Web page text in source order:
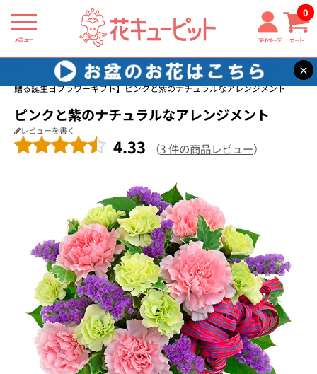
メニュー マイページ カート
0
×
花キューピット 目上の方に贈る誕生日フラワーギフト
【目上の方に
贈る誕生日フラワーギフト】ピンクと紫のナチュラルなアレンジメント
ピンクと紫のナチュラルなアレンジメント
レビューを書く
4.33 （3 件の商品レビュー）